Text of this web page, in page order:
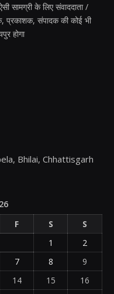
सामग्री के लिए संवाददाता /
प्रकाशक, संपादक की कोई भी
होगा
Bhilai, Chhattisgarh
F S
S
1
2
7 8
9
14 15
16